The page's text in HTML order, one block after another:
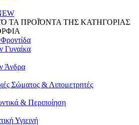
ΤΑ ΠΡΟΪΌΝΤΑ ΤΗΣ ΚΑΤΗΓΟΡΙΑΣ
Γυναίκα
Άνδρα
Σώματος & Λιπομετρητές
& Περιποίηση
Υγιεινή